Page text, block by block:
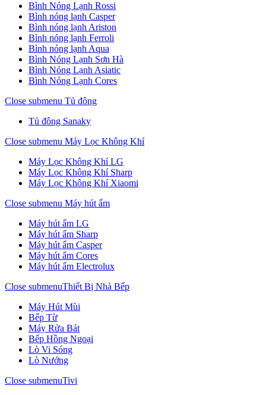
Bình Nóng Lạnh Rossi
Bình nóng lạnh Casper
Bình nóng lạnh Ariston
Bình nóng lạnh Ferroli
Bình nóng lạnh Aqua
Bình Nóng Lạnh Sơn Hà
Bình Nóng Lạnh Asiatic
Bình Nóng Lạnh Cores
Close submenu Tủ đông
Tủ đông Sanaky
Close submenu Máy Lọc Không Khí
Máy Lọc Không Khí LG
Máy Lọc Không Khí Sharp
Máy Lọc Không Khí Xiaomi
Close submenu Máy hút ẩm
Máy hút ẩm LG
Máy hút ẩm Sharp
Máy hút ẩm Casper
Máy hút ẩm Cores
Máy hút ẩm Electrolux
Close submenuThiết Bị Nhà Bếp
Máy Hút Mùi
Bếp Từ
Máy Rửa Bát
Bếp Hồng Ngoại
Lò Vi Sóng
Lò Nướng
Close submenuTivi